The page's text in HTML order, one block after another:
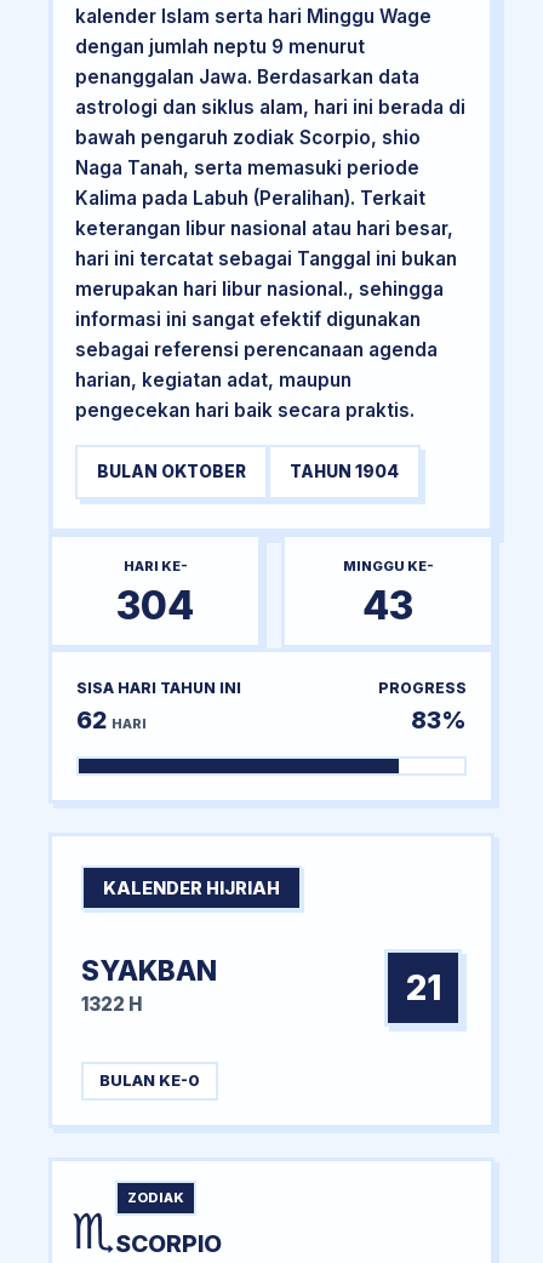
kalender Islam serta hari Minggu Wage
dengan jumlah neptu 9 menurut
penanggalan Jawa. Berdasarkan data
astrologi dan siklus alam, hari ini berada di
bawah pengaruh zodiak Scorpio, shio
Naga Tanah, serta memasuki periode
Kalima pada Labuh (Peralihan). Terkait
keterangan libur nasional atau hari besar,
hari ini tercatat sebagai Tanggal ini bukan
merupakan hari libur nasional., sehingga
informasi ini sangat efektif digunakan
sebagai referensi perencanaan agenda
harian, kegiatan adat, maupun
pengecekan hari baik secara praktis.
BULAN OKTOBER TAHUN 1904
HARI KE-
304
MINGGU KE-
43
SISA HARI TAHUN INI
62 HARI
PROGRESS
83%
KALENDER HIJRIAH
SYAKBAN
1322 H 21
BULAN KE-0
♏
ZODIAK
SCORPIO